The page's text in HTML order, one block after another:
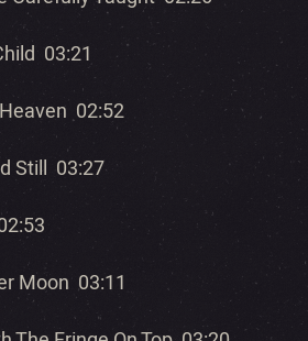
03:21
02:52
Still 03:27
Moon 03:11